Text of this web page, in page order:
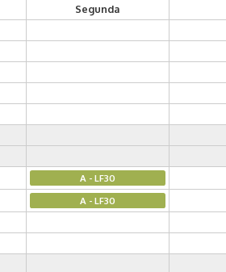
Segunda
A - LF30
A - LF30